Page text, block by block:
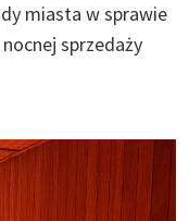
miasta w sprawie
sprzedaży